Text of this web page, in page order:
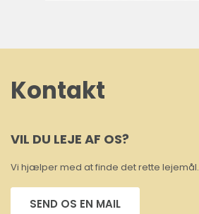
Kontakt
VIL DU LEJE AF OS?
Vi hjælper med at finde det rette lejemål.
SEND OS EN MAIL